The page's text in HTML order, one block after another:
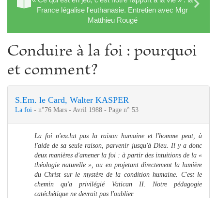
France légalise l'euthanasie. Entretien avec Mgr
Matthieu Rougé
Conduire à la foi : pourquoi
et comment?
S.Em. le Card, Walter KASPER
La foi - n°76 Mars - Avril 1988 - Page n° 53
La foi n'exclut pas la raison humaine et l'homme peut, à
l'aide de sa seule raison, parvenir jusqu'à Dieu. Il y a donc
deux manières d'amener la foi : à partir des intuitions de la «
théologie naturelle », ou en projetant directement la lumière
du Christ sur le mystère de la condition humaine. C'est le
chemin qu'a privilégié Vatican II. Notre pédagogie
catéchétique ne devrait pas l'oublier.